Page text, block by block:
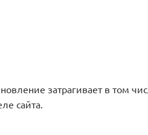
затрагивает в том
сайта.